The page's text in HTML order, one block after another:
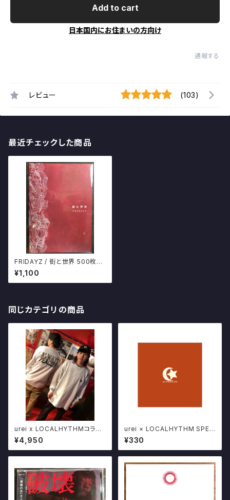
Add to cart
日本国内にお住まいの方向け
通報する
レビュー (103)
最近チェックした商品
FRIDAYZ / 街と世界 500枚限
定EP 自主制作シングル 酒田H
OPE
¥1,100
同じカテゴリの商品
urei x LOCALHYTHMコラボ
CD+LS TEE SET LIMITED5
0 ナンバリング入り
¥4,950
urei × LOCALHYTHM SPEC
IAL SINGLE CD "PEACE" い
わき3ピースロックバンド POSE
R限定販売
¥330